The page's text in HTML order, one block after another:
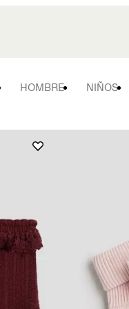
HOMBRE NIÑOS